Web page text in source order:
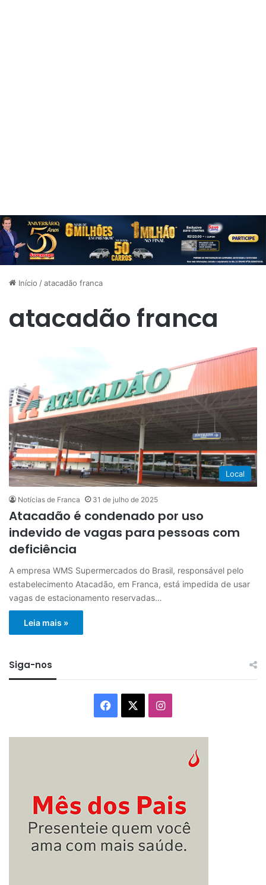
Início /atacadão franca
atacadão franca
Local
Notícias de Franca 31 de julho de 2025
Atacadão é condenado por uso
indevido de vagas para pessoas com
deficiência
A empresa WMS Supermercados do Brasil, responsável pelo
estabelecimento Atacadão, em Franca, está impedida de usar
vagas de estacionamento reservadas…
Leia mais »
Siga-nos
Facebook Instagram